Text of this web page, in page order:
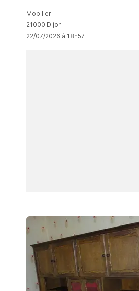
Mobilier
21000 Dijon
22/07/2026 à 18h57